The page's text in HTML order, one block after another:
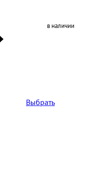
в наличии
Выбрать